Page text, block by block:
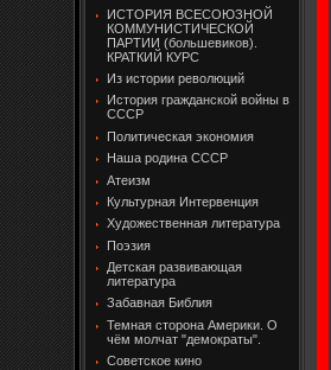
ИСТОРИЯ ВСЕСОЮЗНОЙ
КОММУНИСТИЧЕСКОЙ
ПАРТИИ (большевиков).
КРАТКИЙ КУРС
Из истории революций
История гражданской войны в
СССР
Политическая экономия
Наша родина СССР
Атеизм
Культурная Интервенция
Художественная литература
Поэзия
Детская развивающая
литература
Забавная Библия
Темная сторона Америки. О
чём молчат "демократы".
Советское кино